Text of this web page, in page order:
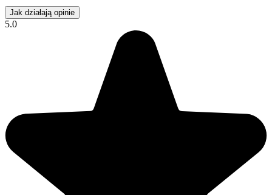
Jak działają opinie
5.0